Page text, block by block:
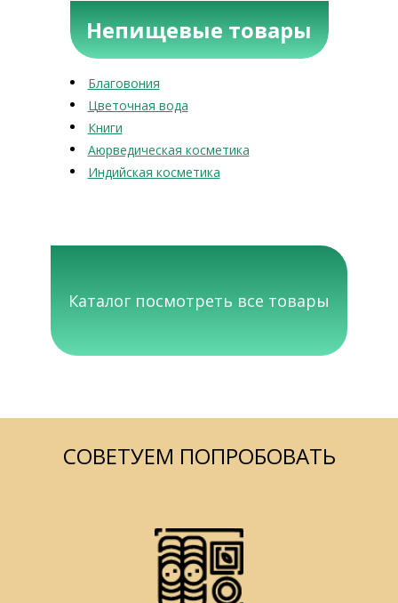
Непищевые товары
Благовония
Цветочная вода
Книги
Аюрведическая косметика
Индийская косметика
Каталог посмотреть все товары
СОВЕТУЕМ ПОПРОБОВАТЬ